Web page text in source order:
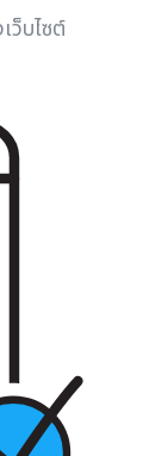
ว็บไซต์